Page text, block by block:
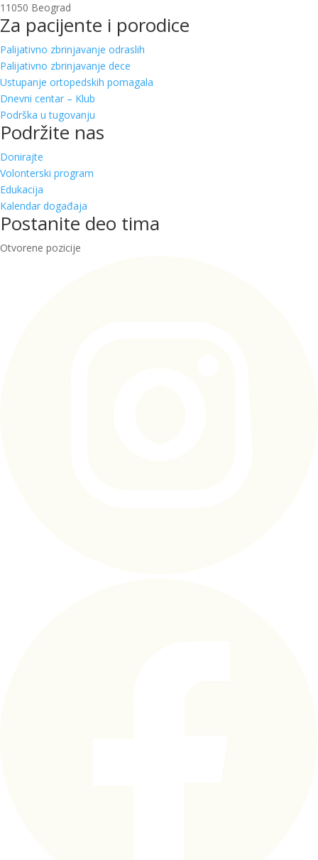
11050 Beograd
Za pacijente i porodice
Palijativno zbrinjavanje odraslih
Palijativno zbrinjavanje dece
Ustupanje ortopedskih pomagala
Dnevni centar – Klub
Podrška u tugovanju
Podržite nas
Donirajte
Volonterski program
Edukacija
Kalendar događaja
Postanite deo tima
Otvorene pozicije